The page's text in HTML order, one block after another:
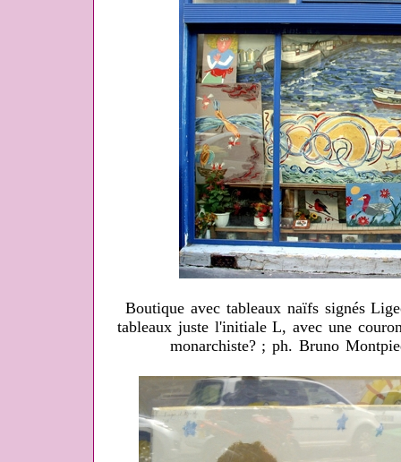
Boutique avec tableaux naïfs signés
tableaux juste l'initiale L, avec une
monarchiste? ; ph. Bruno